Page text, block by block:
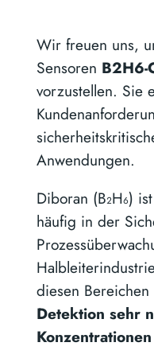
Wir freuen uns,
Sensoren B2H6-
vorzustellen. Sie
Anwendungen.
Diboran (B₂H₆)
häufig in der
diesen
Detektion sehr